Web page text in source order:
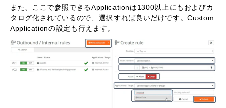
また、ここで参照できるApplicationは1300以上にもおよびカ
タログ化されているので、選択すれば良いだけです。Custom
Applicationの設定も行えます。